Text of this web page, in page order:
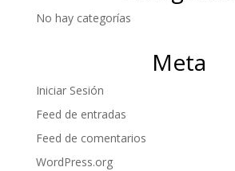
No hay categorías
Meta
Iniciar Sesión
Feed de entradas
Feed de comentarios
WordPress.org